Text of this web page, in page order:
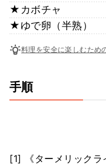
★カボチャ
★ゆで卵（半熟）
料理を安全に楽しむため
手順
[1] 《ターメリックラ